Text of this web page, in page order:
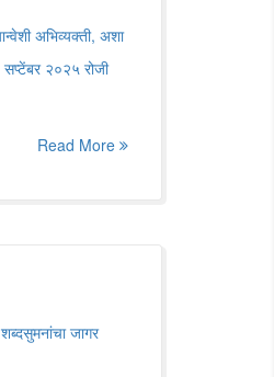
अभिव्यक्ती, अशा
सप्टेंबर २०२५ रोजी
Read More
जागर